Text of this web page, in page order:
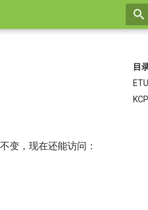
目
KCP
变，现在还能访问：